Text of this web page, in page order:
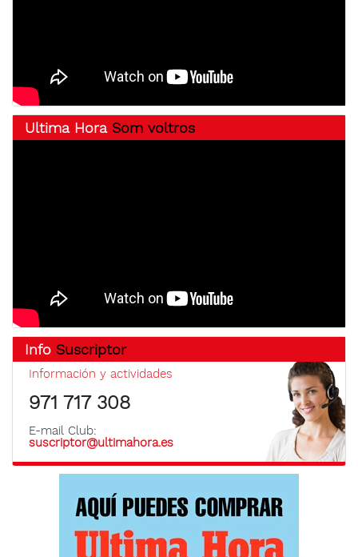
Ultima Hora Som voltros
Info Suscriptor
Información y actividades
971 717 308
E-mail Club:
suscriptor@ultimahora.es